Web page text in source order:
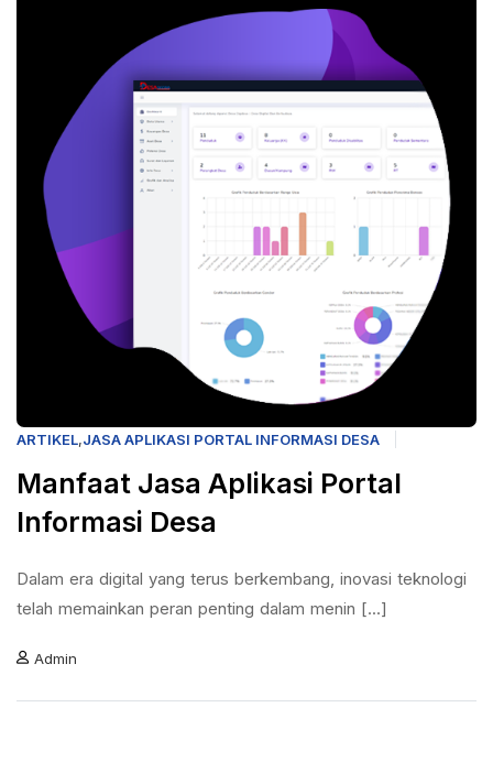
ARTIKEL,JASA APLIKASI PORTAL INFORMASI DESA
Manfaat Jasa Aplikasi Portal
Informasi Desa
Dalam era digital yang terus berkembang, inovasi teknologi
telah memainkan peran penting dalam menin [...]
Admin